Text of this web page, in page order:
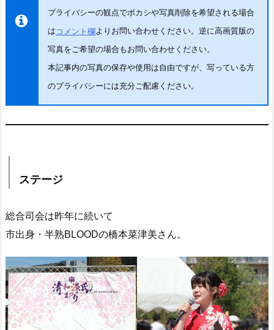
プライバシーの観点でボカシや写真削除を希望される場合
は コメント欄よりお問い合わせください。逆に高画質版の
写真をご希望の場合もお問い合わせください。
本記事内の写真の保存や使用は自由ですが、写っている方
のプライバシーには充分ご配慮ください。
ステージ
総合司会は昨年に続いて
市出身・半熟BLOODの橋本菜津美さん。